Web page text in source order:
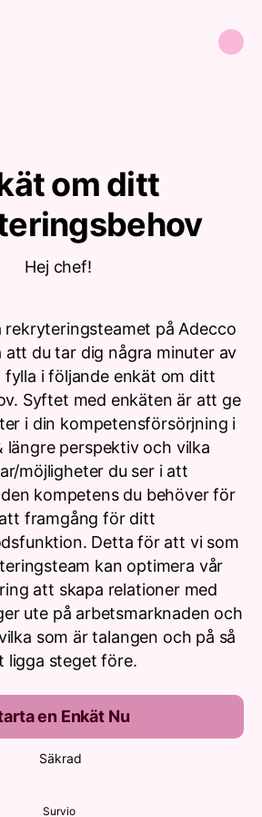
om ditt
Hej chef!
rekryteringsteamet på Adecco
att du tar dig några minuter av
i följande enkät om ditt
Syftet med enkäten är att ge
i din kompetensförsörjning i
längre perspektiv och vilka
möjligheter du ser i att
kompetens du behöver för
framgång för ditt
Detta för att vi som
kan optimera vår
att skapa relationer med
ute på arbetsmarknaden och
som är talangen och på så
ligga steget före.
en Enkät Nu
Säkrad
Survio